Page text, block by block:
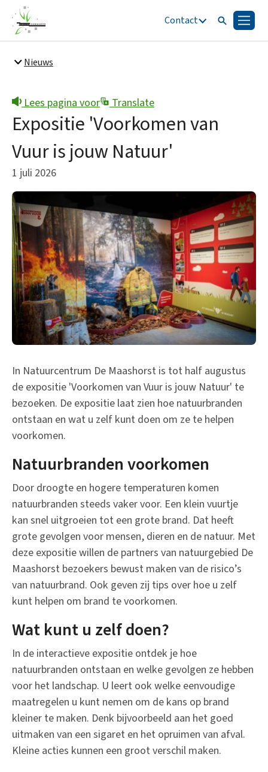
Contact ZoekenMenu
Snel naar
Bestuur en organisatie
Nieuws
Lees pagina voor Translate
Expositie 'Voorkomen van
Vuur is jouw Natuur'
1 juli 2026
In Natuurcentrum De Maashorst is tot half augustus
de expositie 'Voorkomen van Vuur is jouw Natuur' te
bezoeken. De expositie laat zien hoe natuurbranden
ontstaan en wat u zelf kunt doen om ze te helpen
voorkomen.
Natuurbranden voorkomen
Door droogte en hogere temperaturen komen
natuurbranden steeds vaker voor. Een klein vuurtje
kan snel uitgroeien tot een grote brand. Dat heeft
grote gevolgen voor mensen, dieren en de natuur. Met
deze expositie willen de partners van natuurgebied De
Maashorst bezoekers bewust maken van de risico’s
van natuurbrand. Ook geven zij tips over hoe u zelf
kunt helpen om brand te voorkomen.
Wat kunt u zelf doen?
In de interactieve expositie ontdek je hoe
natuurbranden ontstaan en welke gevolgen ze hebben
voor het landschap. U leert ook welke eenvoudige
maatregelen u kunt nemen om de kans op brand
kleiner te maken. Denk bijvoorbeeld aan het goed
uitmaken van een sigaret en het opruimen van afval.
Kleine acties kunnen een groot verschil maken.